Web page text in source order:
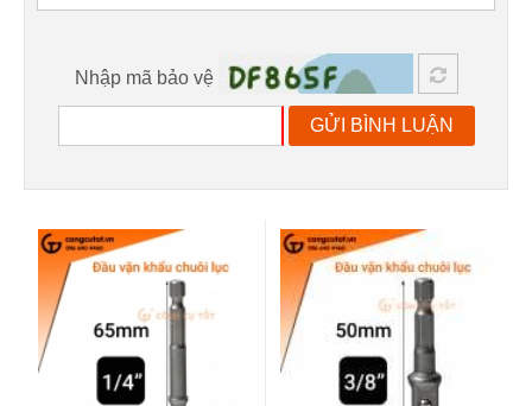
Nhập mã bảo vệ
GỬI BÌNH LUẬN